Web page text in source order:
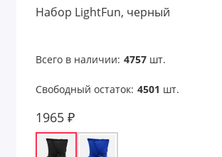
Набор LightFun, черный
Всего в наличии: 4757шт.
Свободный остаток: 4501 шт.
1965 ₽